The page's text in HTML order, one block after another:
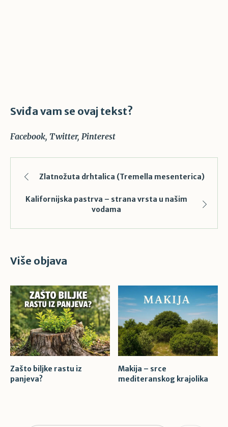
Sviđa vam se ovaj tekst?
Facebook Twitter Pinterest
Zlatnožuta drhtalica (Tremella mesenterica)
Kalifornijska pastrva – strana vrsta u našim
vodama
Više objava
Zašto biljke rastu iz
panjeva?
Makija – srce
mediteranskog krajolika